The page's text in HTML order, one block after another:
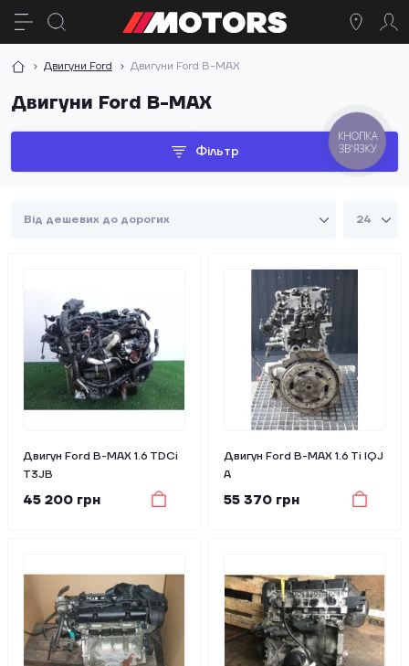
Двигуни Ford Двигуни Ford B-MAX
Двигуни Ford B-MAX
Фільтр
Двигун Ford B-MAX 1.6 TDCi
T3JB
45 200 грн
Двигун Ford B-MAX 1.6 Ti IQJ
A
55 370 грн
КНОПКА
ЗВ'ЯЗКУ